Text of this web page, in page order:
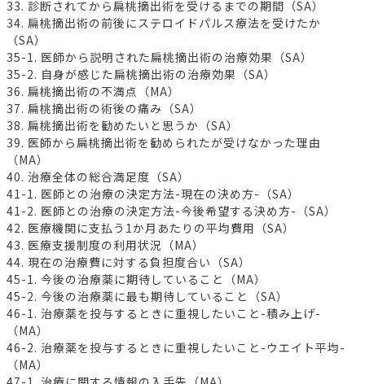
33. 診断されてから扁桃摘出術を受けるまでの期間（SA）
34. 扁桃摘出術の前後にステロイドパルス療法を受けたか
（SA）
35-1. 医師から説明された扁桃摘出術の治療効果（SA）
35-2. 自身が感じた扁桃摘出術の治療効果（SA）
36. 扁桃摘出術の不満点（MA）
37. 扁桃摘出術の術後の痛み（SA）
38. 扁桃摘出術を勧めたいと思うか（SA）
39. 医師から扁桃摘出術を勧められたが受けなかった理由
（MA）
40. 治療全体の総合満足度（SA）
41-1. 医師との治療の決定方法-現在の決め方-（SA）
41-2. 医師との治療の決定方法-今後希望する決め方-（SA）
42. 医療機関に支払う1か月あたりの平均費用（SA）
43. 医療支援制度の利用状況（MA）
44. 現在の治療費に対する負担度合い（SA）
45-1. 今後の治療薬に期待していること（MA）
45-2. 今後の治療薬に最も期待していること（SA）
46-1. 治療薬を投与するときに重視したいこと-積み上げ-
（MA）
46-2. 治療薬を投与するときに重視したいこと-ウエイト平均-
（MA）